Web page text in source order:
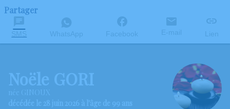
Partager
SMS WhatsApp Facebook E-mail Lien
Noële GORI
née GINOUX
décédée le 28 juin 2026 à l'âge de 99 ans